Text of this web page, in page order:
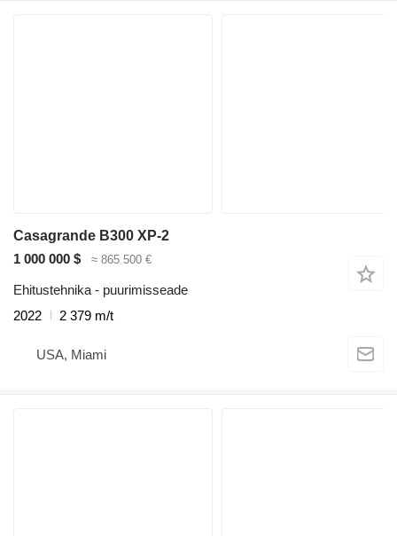
Casagrande B300 XP-2
1 000 000 $
≈ 865 500 €
Ehitustehnika - puurimisseade
2022
2 379 m/t
USA, Miami